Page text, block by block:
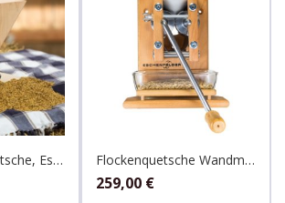
Futterhafer Quetsche, Eschenfelder Flockenquetsche Wandmodell mit Alutrichter, Eschenfelder
259,00 €